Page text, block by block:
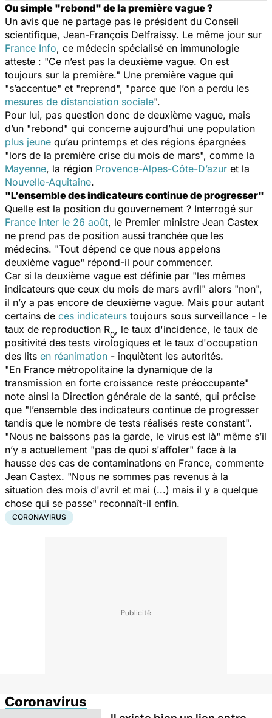
Ou simple "rebond" de la première vague ?
Un avis que ne partage pas le président du Conseil
scientifique, Jean-François Delfraissy. Le même jour sur
France Info, ce médecin spécialisé en immunologie
atteste : "Ce n’est pas la deuxième vague. On est
toujours sur la première." Une première vague qui
"s’accentue" et "reprend", "parce que l’on a perdu les
mesures de distanciation sociale".
Pour lui, pas question donc de deuxième vague, mais
d’un "rebond" qui concerne aujourd’hui une population
plus jeune qu’au printemps et des régions épargnées
"lors de la première crise du mois de mars", comme la
Mayenne, la région Provence-Alpes-Côte-D’azur et la
Nouvelle-Aquitaine.
"L’ensemble des indicateurs continue de progresser"
Quelle est la position du gouvernement ? Interrogé sur
France Inter le 26 août, le Premier ministre Jean Castex
ne prend pas de position aussi tranchée que les
médecins. "Tout dépend ce que nous appelons
deuxième vague" répond-il pour commencer.
Car si la deuxième vague est définie par "les mêmes
indicateurs que ceux du mois de mars avril" alors "non",
il n’y a pas encore de deuxième vague. Mais pour autant
certains de ces indicateurs toujours sous surveillance - le
taux de reproduction R0, le taux d'incidence, le taux de
positivité des tests virologiques et le taux d'occupation
des lits en réanimation - inquiètent les autorités.
"En France métropolitaine la dynamique de la
transmission en forte croissance reste préoccupante"
note ainsi la Direction générale de la santé, qui précise
que "l’ensemble des indicateurs continue de progresser
tandis que le nombre de tests réalisés reste constant".
"Nous ne baissons pas la garde, le virus est là" même s’il
n’y a actuellement "pas de quoi s'affoler" face à la
hausse des cas de contaminations en France, commente
Jean Castex. "Nous ne sommes pas revenus à la
situation des mois d'avril et mai (...) mais il y a quelque
chose qui se passe" reconnaît-il enfin.
CORONAVIRUS
Coronavirus